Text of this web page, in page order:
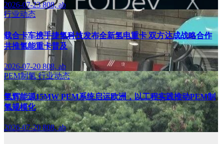
2026-07-23808, ab
行业动态
载合卡车携手捷氢科技发布全新氢电重卡 双方达成战略合作
共推氢能重卡普及
2026-07-20 808, ab
PEM制氢行业动态
氢辉能源15MW PEM系统启运欧洲，以工程实践推动PEM制
氢规模化
2026-07-20808, ab